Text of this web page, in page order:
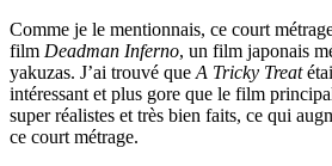
Comme je le mentionnais, ce court
film Deadman Inferno, un film japonais
yakuzas. J’ai trouvé que A Tricky Treat
intéressant et plus gore que le film
super réalistes et très bien faits, ce qui
ce court métrage.